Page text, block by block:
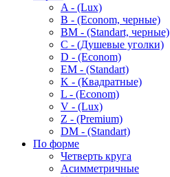
A - (Lux)
B - (Econom, черные)
BM - (Standart, черные)
C - (Душевые уголки)
D - (Econom)
EM - (Standart)
K - (Квадратные)
L - (Econom)
V - (Lux)
Z - (Premium)
DM - (Standart)
По форме
Четверть круга
Асимметричные